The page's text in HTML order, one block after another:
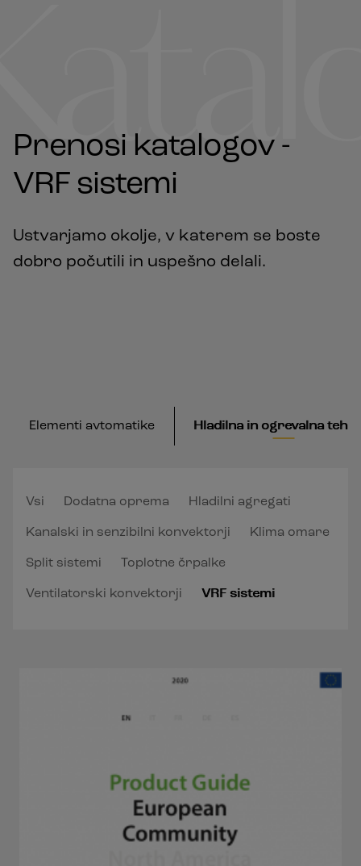
Prenosi katalogov -
VRF sistemi
Ustvarjamo okolje, v katerem se boste
dobro počutili in uspešno delali.
Elementi avtomatike Hladilna in ogrevalna
Vsi Dodatna oprema Hladilni agregati
Kanalski in senzibilni konvektorji Klima omare
Split sistemi Toplotne črpalke
Ventilatorski konvektorji VRF sistemi